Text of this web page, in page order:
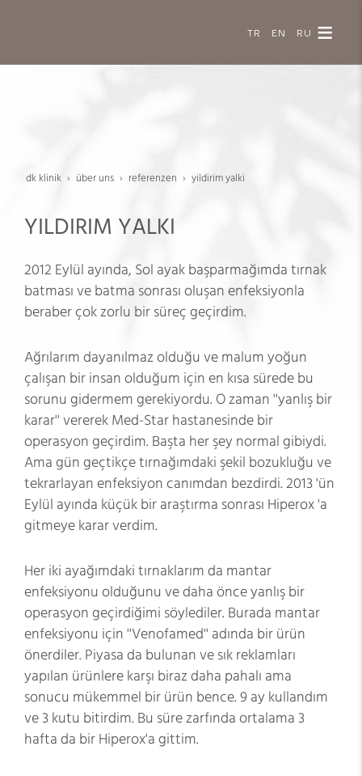
TR EN RU
dk klinik über uns referenzen yildirim yalki
YILDIRIM YALKI
2012 Eylül ayında, Sol ayak başparmağımda tırnak
batması ve batma sonrası oluşan enfeksiyonla
beraber çok zorlu bir süreç geçirdim.
Ağrılarım dayanılmaz olduğu ve malum yoğun
çalışan bir insan olduğum için en kısa sürede bu
sorunu gidermem gerekiyordu. O zaman ''yanlış bir
karar'' vererek Med-Star hastanesinde bir
operasyon geçirdim. Başta her şey normal gibiydi.
Ama gün geçtikçe tırnağımdaki şekil bozukluğu ve
tekrarlayan enfeksiyon canımdan bezdirdi. 2013 'ün
Eylül ayında küçük bir araştırma sonrası Hiperox 'a
gitmeye karar verdim.
Her iki ayağımdaki tırnaklarım da mantar
enfeksiyonu olduğunu ve daha önce yanlış bir
operasyon geçirdiğimi söylediler. Burada mantar
enfeksiyonu için ''Venofamed'' adında bir ürün
önerdiler. Piyasa da bulunan ve sık reklamları
yapılan ürünlere karşı biraz daha pahalı ama
sonucu mükemmel bir ürün bence. 9 ay kullandım
ve 3 kutu bitirdim. Bu süre zarfında ortalama 3
hafta da bir Hiperox'a gittim.